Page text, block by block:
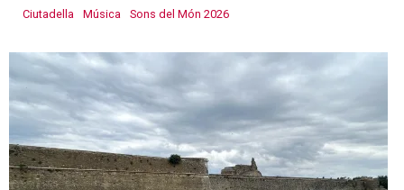
Ciutadella Música Sons del Món 2026